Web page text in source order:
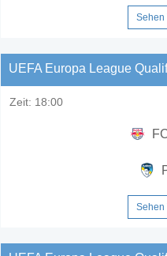
Sehen
UEFA Europa League
Zeit: 18:00
Sehen